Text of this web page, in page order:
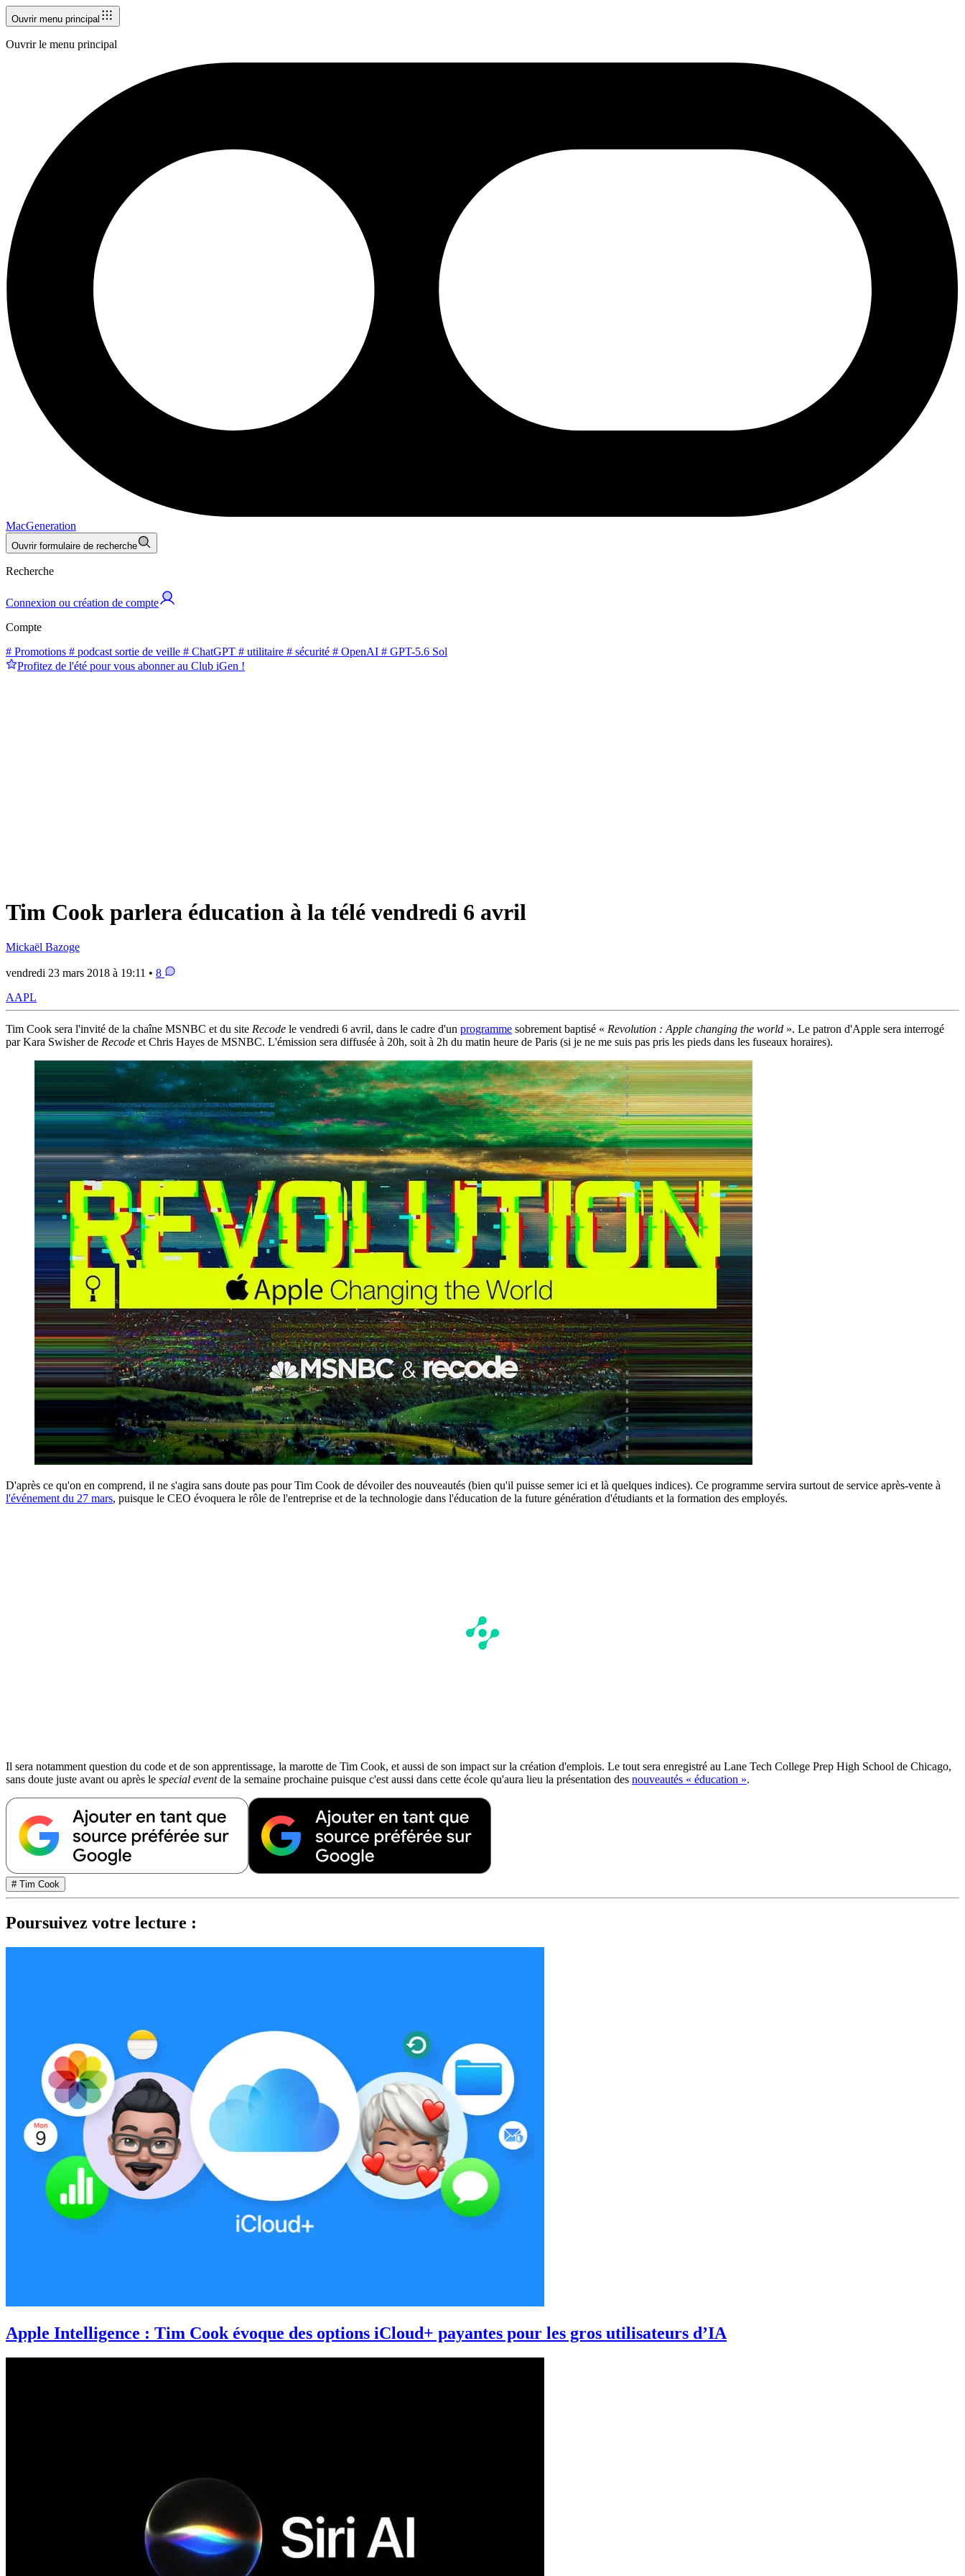
Ouvrir menu principal
Ouvrir le menu principal
MacGeneration
Ouvrir formulaire de recherche
Recherche
Connexion ou création de compte
Compte
# Promotions # podcast sortie de veille # ChatGPT # utilitaire # sécurité # OpenAI # GPT-5.6 Sol
Profitez de l'été pour vous abonner au Club iGen !
Tim Cook parlera éducation à la télé vendredi 6 avril
Mickaël Bazoge
vendredi 23 mars 2018 à 19:11 • 8
AAPL
Tim Cook sera l'invité de la chaîne MSNBC et du site Recode le vendredi 6 avril, dans le cadre d'un programme sobrement baptisé « Revolution : Apple changing the world ». Le patron d'Apple sera interrogé
par Kara Swisher de Recode et Chris Hayes de MSNBC. L'émission sera diffusée à 20h, soit à 2h du matin heure de Paris (si je ne me suis pas pris les pieds dans les fuseaux horaires).
D'après ce qu'on en comprend, il ne s'agira sans doute pas pour Tim Cook de dévoiler des nouveautés (bien qu'il puisse semer ici et là quelques indices). Ce programme servira surtout de service après-vente à
l'événement du 27 mars, puisque le CEO évoquera le rôle de l'entreprise et de la technologie dans l'éducation de la future génération d'étudiants et la formation des employés.
Il sera notamment question du code et de son apprentissage, la marotte de Tim Cook, et aussi de son impact sur la création d'emplois. Le tout sera enregistré au Lane Tech College Prep High School de Chicago,
sans doute juste avant ou après le special eventde la semaine prochaine puisque c'est aussi dans cette école qu'aura lieu la présentation des nouveautés « éducation ».
# Tim Cook
Poursuivez votre lecture :
Apple Intelligence : Tim Cook évoque des options iCloud+ payantes pour les gros utilisateurs d’IA